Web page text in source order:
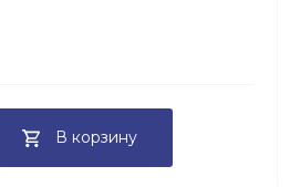
В корзину